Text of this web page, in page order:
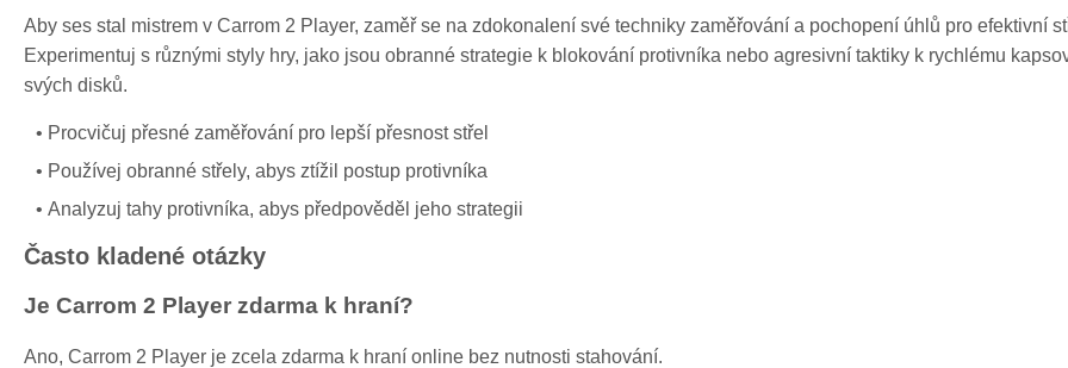
Aby ses stal mistrem v Carrom 2 Player, zaměř se na zdokonalení své techniky zaměřování a pochopení úhlů pro efektivní
Experimentuj s různými styly hry, jako jsou obranné strategie k blokování protivníka nebo agresivní taktiky k rychlému
svých disků.
Procvičuj přesné zaměřování pro lepší přesnost střel
Používej obranné střely, abys ztížil postup protivníka
Analyzuj tahy protivníka, abys předpověděl jeho strategii
Často kladené otázky
Je Carrom 2 Player zdarma k hraní?
Ano, Carrom 2 Player je zcela zdarma k hraní online bez nutnosti stahování.